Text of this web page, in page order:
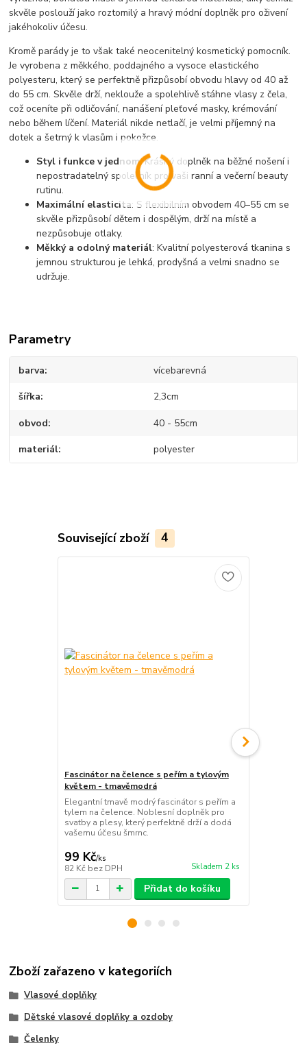
skvěle poslouží jako roztomilý a hravý módní doplněk pro oživení
jakéhokoliv účesu.
Kromě parády je to však také neocenitelný kosmetický pomocník.
Je vyrobena z měkkého, poddajného a vysoce elastického
polyesteru, který se perfektně přizpůsobí obvodu hlavy od 40 až
do 55 cm. Skvěle drží, neklouže a spolehlivě stáhne vlasy z čela,
což oceníte při odličování, nanášení pleťové masky, krémování
nebo během líčení. Materiál nikde netlačí, je velmi příjemný na
dotek a šetrný k vlasům i pokožce.
Styl i funkce v jednom: Krásný doplněk na běžné nošení i
nepostradatelný společník pro vaši ranní a večerní beauty
rutinu.
Maximální elasticita: S flexibilním obvodem 40–55 cm se
skvěle přizpůsobí dětem i dospělým, drží na místě a
nezpůsobuje otlaky.
Měkký a odolný materiál: Kvalitní polyesterová tkanina s
jemnou strukturou je lehká, prodyšná a velmi snadno se
udržuje.
Parametry
barva vícebarevná
šířka 2,3cm
obvod 40 - 55cm
materiál polyester
Související zboží 4
Fascinátor na čelence s peřím a tylovým
květem - tmavěmodrá
Elegantní tmavě modrý fascinátor s peřím a
tylem na čelence. Noblesní doplněk pro
svatby a plesy, který perfektně drží a dodá
vašemu účesu šmrnc.
99 Kč/ks
82 Kč bez DPH Skladem 2 ks
Přidat do košíku
Zboží zařazeno v kategoriích
Vlasové doplňky
Dětské vlasové doplňky a ozdoby
Čelenky